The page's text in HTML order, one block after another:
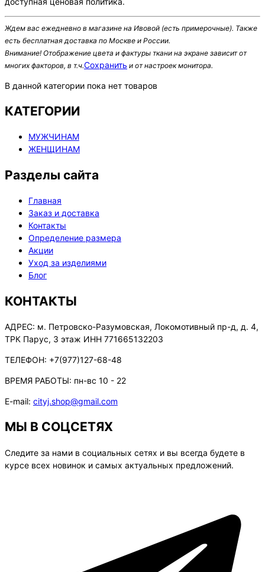
Ждем вас ежедневно в магазине на Ивовой (есть примерочные). Также
есть бесплатная доставка по Москве и России.
Внимание! Oтображение цвета и фактуры ткани на экране зависит от
многих факторов, в т.ч.Сохранить и от настроек монитора.
В данной категории пока нет товаров
КАТЕГОРИИ
МУЖЧИНАМ
ЖЕНЩИНАМ
Разделы сайта
Главная
Заказ и доставка
Контакты
Определение размера
Акции
Уход за изделиями
Блог
КОНТАКТЫ
АДРЕС: м. Петровско-Разумовская, Локомотивный пр-д, д. 4,
ТРК Парус, 3 этаж ИНН 771665132203
ТЕЛЕФОН: +7(977)127-68-48
ВРЕМЯ РАБОТЫ: пн-вс 10 - 22
E-mail: cityj.shop@gmail.com
МЫ В СОЦСЕТЯХ
Следите за нами в социальных сетях и вы всегда будете в
курсе всех новинок и самых актуальных предложений.